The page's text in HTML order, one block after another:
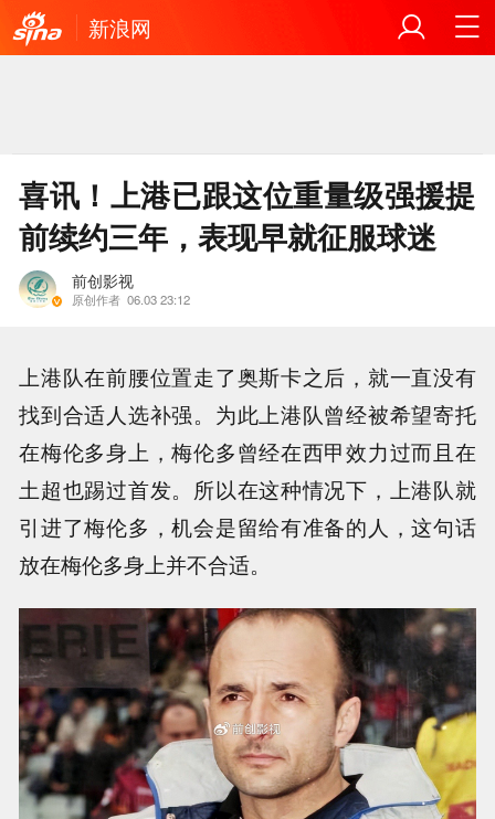
新浪网
喜讯！上港已跟这位重量级强援提
前续约三年，表现早就征服球迷
前创影视
原创作者 06.03 23:12
上港队在前腰位置走了奥斯卡之后，就一直没有
找到合适人选补强。为此上港队曾经被希望寄托
在梅伦多身上，梅伦多曾经在西甲效力过而且在
土超也踢过首发。所以在这种情况下，上港队就
引进了梅伦多，机会是留给有准备的人，这句话
放在梅伦多身上并不合适。